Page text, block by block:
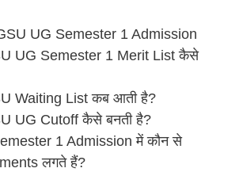
UG Semester 1 Admission
UG Semester 1 Merit List कैसे
Waiting List कब आती है?
UG Cutoff कैसे बनती है?
1 Admission में कौन से
लगते हैं?